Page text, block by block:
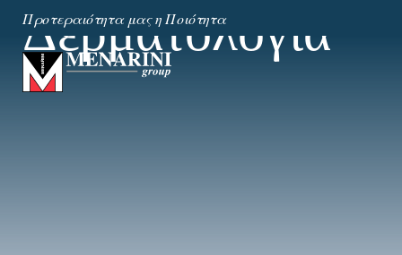
Προτεραιότητα μας η Ποιότητα
Δερματολογία